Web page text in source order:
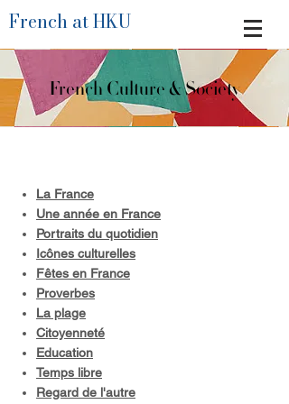
French at HKU
French Culture & Society
La France
Une année en France
Portraits du quotidien
Icônes culturelles
Fêtes en France
Proverbes
La plage
Citoyenneté
Education
Temps libre
Regard de l'autre